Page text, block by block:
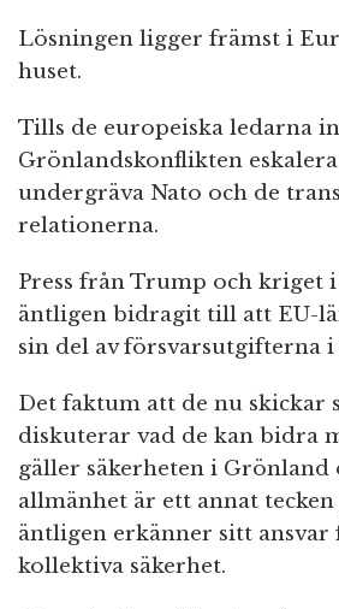
Lösningen ligger främst i
huset.
Tills de europeiska ledarna
Grönlandskonflikten
undergräva Nato och de
relationerna.
Press från Trump och kriget
äntligen bidragit till att EU-
sin del av försvarsutgifterna i
Det faktum att de nu skickar
diskuterar vad de kan bidra
gäller säkerheten i Grönland
allmänhet är ett annat tecken
äntligen erkänner sitt ansvar
kollektiva säkerhet.